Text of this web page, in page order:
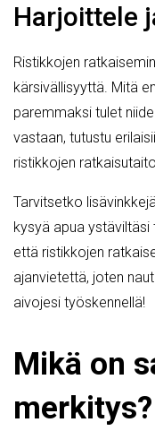
Harjoittele
Ristikkojen
kärsivällisyyttä. Mitä
paremmaksi tulet
vastaan, tutustu
ristikkojen
Tarvitsetko
kysyä apua ystäviltäsi
että ristikkojen
ajanvietettä, joten
aivojesi työskennellä!
Mikä on
merkitys?